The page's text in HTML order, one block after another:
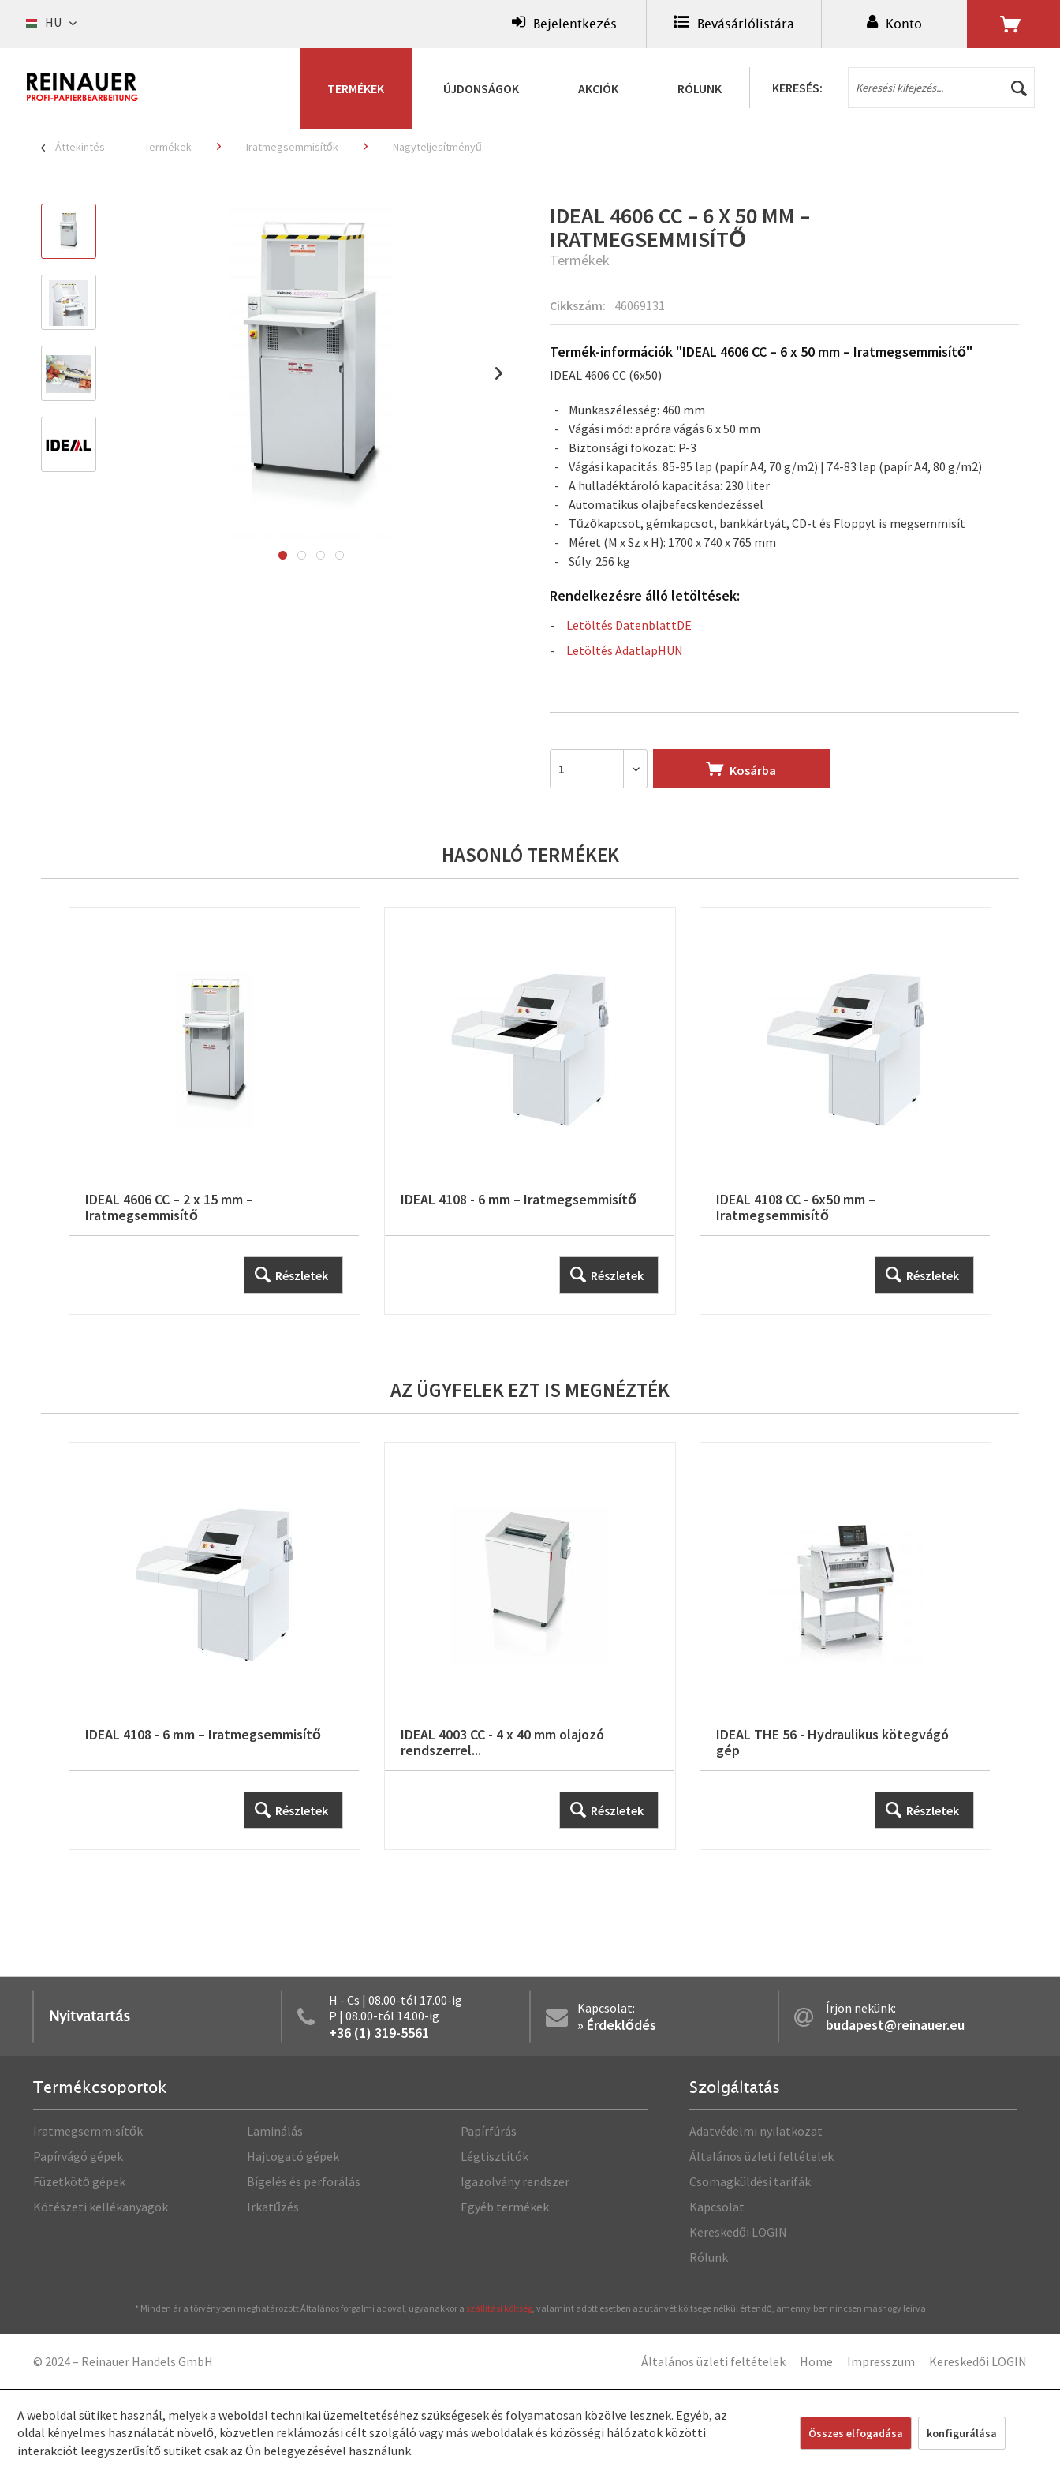
HU Bejelentkezés Bevásárlólistára Konto 0,00 Ft *
KERESÉS:
TERMÉKEK ÚJDONSÁGOK AKCIÓK RÓLUNK
Áttekintés Termékek Iratmegsemmisítők Nagyteljesítményű
IDEAL 4606 CC – 6 X 50 MM –
IRATMEGSEMMISÍTŐ
Termékek
Cikkszám: 46069131
Termék-információk "IDEAL 4606 CC – 6 x 50 mm – Iratmegsemmisítő"
IDEAL 4606 CC (6x50)
Munkaszélesség: 460 mm
Vágási mód: apróra vágás 6 x 50 mm
Biztonsági fokozat: P-3
Vágási kapacitás: 85-95 lap (papír A4, 70 g/m2) | 74-83 lap (papír A4, 80 g/m2)
A hulladéktároló kapacitása: 230 liter
Automatikus olajbefecskendezéssel
Tűzőkapcsot, gémkapcsot, bankkártyát, CD-t és Floppyt is megsemmisít
Méret (M x Sz x H): 1700 x 740 x 765 mm
Súly: 256 kg
Rendelkezésre álló letöltések:
Letöltés DatenblattDE
Letöltés AdatlapHUN
Kosárba
HASONLÓ TERMÉKEK
IDEAL 4606 CC – 2 x 15 mm –
Iratmegsemmisítő
Részletek
IDEAL 4108 - 6 mm – Iratmegsemmisítő
Részletek
IDEAL 4108 CC - 6x50 mm –
Iratmegsemmisítő
Részletek
AZ ÜGYFELEK EZT IS MEGNÉZTÉK
IDEAL 4108 - 6 mm – Iratmegsemmisítő
Részletek
IDEAL 4003 CC - 4 x 40 mm olajozó
rendszerrel...
Részletek
IDEAL THE 56 - Hydraulikus kötegvágó
gép
Részletek
Nyitvatartás
H - Cs | 08.00-tól 17.00-ig
P | 08.00-tól 14.00-ig
+36 (1) 319-5561
Kapcsolat:
» Érdeklődés
Írjon nekünk:
budapest@reinauer.eu
Termékcsoportok
Iratmegsemmisítők
Papírvágó gépek
Füzetkötő gépek
Kötészeti kellékanyagok
Laminálás
Hajtogató gépek
Bígelés és perforálás
Irkatűzés
Papírfúrás
Légtisztítók
Igazolvány rendszer
Egyéb termékek
Szolgáltatás
Adatvédelmi nyilatkozat
Általános üzleti feltételek
Csomagküldési tarifák
Kapcsolat
Kereskedői LOGIN
Rólunk
* Minden ár a törvényben meghatározott Általános forgalmi adóval, ugyanakkor a szállítási költség, valamint adott esetben az utánvét költsége nélkül értendő, amennyiben nincsen máshogy leírva
© 2024 – Reinauer Handels GmbH Általános üzleti feltételek Home Impresszum Kereskedői LOGIN
A weboldal sütiket használ, melyek a weboldal technikai üzemeltetéséhez szükségesek és folyamatosan közölve lesznek. Egyéb, az
oldal kényelmes használatát növelő, közvetlen reklámozási célt szolgáló vagy más weboldalak és közösségi hálózatok közötti
interakciót leegyszerűsítő sütiket csak az Ön belegyezésével használunk.
Összes elfogadása konfigurálása